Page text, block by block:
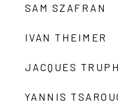
SAM SZAFRAN
IVAN THEIMER
JACQUES
YANNIS